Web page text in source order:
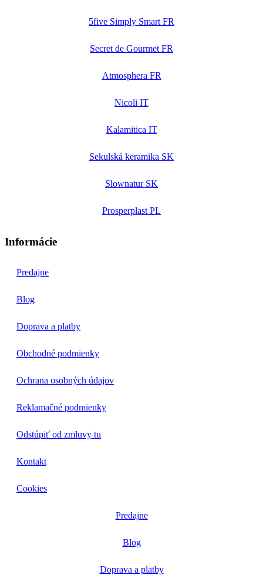
5five Simply Smart FR
Secret de Gourmet FR
Atmosphera FR
Nicoli IT
Kalamitica IT
Sekulská keramika SK
Slownatur SK
Prosperplast PL
Informácie
Predajne
Blog
Doprava a platby
Obchodné podmienky
Ochrana osobných údajov
Reklamačné podmienky
Odstúpiť od zmluvy tu
Kontakt
Cookies
Predajne
Blog
Doprava a platby